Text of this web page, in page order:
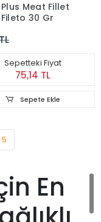
Meat Fillet
30 Gr
Sepetteki Fiyat
75,14 TL
Sepete Ekle
5
En